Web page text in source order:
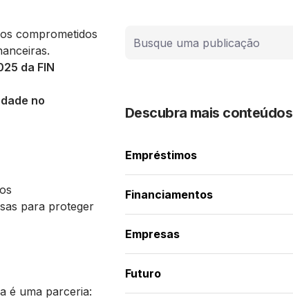
comprometidos
da FIN
no
para proteger
é uma parceria:
Descubra mais conteúdos
Empréstimos
Financiamentos
Empresas
Futuro